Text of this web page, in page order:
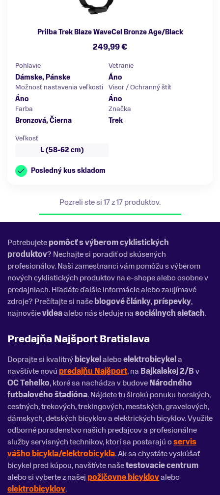
Prilba Trek Blaze WaveCel Bronze Age/Black
249,99 €
Pohlavie
Dámske, Pánske
Vetranie
Áno
Možnosť nastavenia veľkosti
Áno
Visor / Ochranný štít
Áno
Farba
Bronzová, Čierna
Značka
Trek
Veľkosť
L (58-62 cm)
Posledný kus skladom
Pozreli ste si 17 z 17 produktov.
Potrebujetepomôcť s výberom cyklistických
produktov? Nechajte si poradiť od skúsených
profesionálov. Naši zamestnanci vám pomôžu s výberom
nových cyklistických produktov na e-shope alebo osobne v
predajniach. Hľadáte ďalšie informácie alebo zaujímavé
zdroje? Prečítajte si našeblogové články,príspevky,
najnovšievideaalebo nás sleduje nasociálnych sieťach.
Predajňa Najšport Bratislava
Doprajte si kvalitnýbicykelaleboelektrobicykela
navštívte novú predajňu Najšport, na Bajkalskej 2/Bv
OC Tehelko, ktoré sa nachádza v budoveNárodného
futbalového štadióna. Nájdete tu širokú ponuku horských,
cestných, trekových, trekingových, mestských, gravelových,
dámskych, detských bicyklov a elektrických bicyklov. Využite
odborné poradenstvo našich predajcov a profesionálne
služby servisných technikov, ktorí sa postarajú oservis
vášho bicykla/elektrobicykla. Ak sa chystáte vyskúšať
bicykel pred kúpou, navštívte našetestovacie centrum
alebo si vyberte z našej požičovne bicyklovalebo
elektrobicyklov.